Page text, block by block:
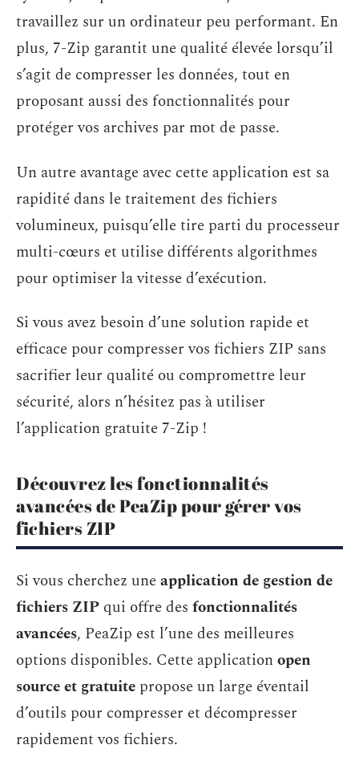
travaillez sur un ordinateur peu performant. En
plus, 7-Zip garantit une qualité élevée lorsqu’il
s’agit de compresser les données, tout en
proposant aussi des fonctionnalités pour
protéger vos archives par mot de passe.
Un autre avantage avec cette application est sa
rapidité dans le traitement des fichiers
volumineux, puisqu’elle tire parti du processeur
multi-cœurs et utilise différents algorithmes
pour optimiser la vitesse d’exécution.
Si vous avez besoin d’une solution rapide et
efficace pour compresser vos fichiers ZIP sans
sacrifier leur qualité ou compromettre leur
sécurité, alors n’hésitez pas à utiliser
l’application gratuite 7-Zip !
Découvrez les fonctionnalités
avancées de PeaZip pour gérer vos
fichiers ZIP
Si vous cherchez uneapplication de gestion de
fichiers ZIP qui offre des fonctionnalités
avancées, PeaZip est l’une des meilleures
options disponibles. Cette applicationopen
source et gratuite propose un large éventail
d’outils pour compresser et décompresser
rapidement vos fichiers.